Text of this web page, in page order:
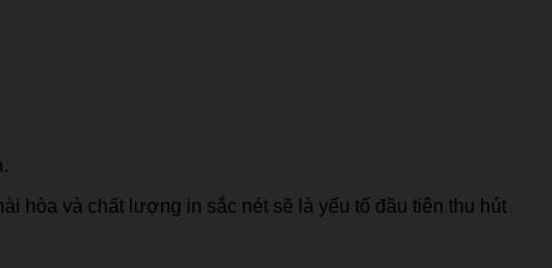
hòa và chất lượng in sắc nét sẽ là yếu tố đầu tiên thu hút